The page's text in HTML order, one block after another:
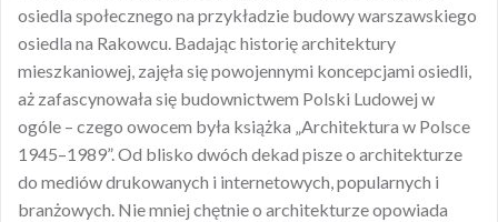
osiedla społecznego na przykładzie budowy warszawskiego
osiedla na Rakowcu. Badając historię architektury
mieszkaniowej, zajęła się powojennymi koncepcjami osiedli,
aż zafascynowała się budownictwem Polski Ludowej w
ogóle – czego owocem była książka „Architektura w Polsce
1945–1989”. Od blisko dwóch dekad pisze o architekturze
do mediów drukowanych i internetowych, popularnych i
branżowych. Nie mniej chętnie o architekturze opowiada